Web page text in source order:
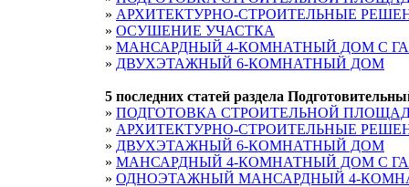
» АРХИТЕКТУРНО-СТРОИТЕЛЬНЫЕ
» ОСУШЕНИЕ УЧАСТКА
» МАНСАРДНЫЙ 4-КОМНАТНЫЙ ДОМ С
» ДВУХЭТАЖНЫЙ 6-КОМНАТНЫЙ ДОМ
5 последних статей раздела
» ПОДГОТОВКА СТРОИТЕЛЬНОЙ
» АРХИТЕКТУРНО-СТРОИТЕЛЬНЫЕ
» ДВУХЭТАЖНЫЙ 6-КОМНАТНЫЙ ДОМ
» МАНСАРДНЫЙ 4-КОМНАТНЫЙ ДОМ С
» ОДНОЭТАЖНЫЙ МАНСАРДНЫЙ 4-